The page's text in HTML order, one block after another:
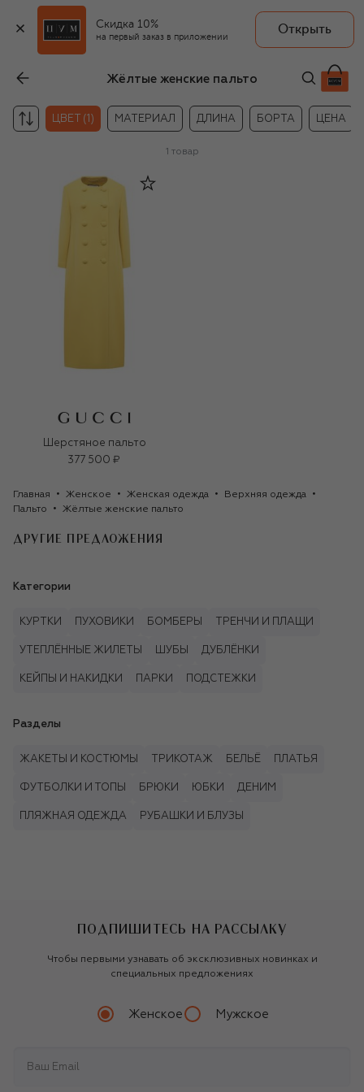
Скидка 10%
на первый заказ в приложении
Открыть
Жёлтые женские пальто
ЦВЕТ (1) МАТЕРИАЛ ДЛИНА БОРТА ЦЕНА
1 товар
Шерстяное пальто
377 500 ₽
Главная Женское Женская одежда
Верхняя одежда
Пальто
Жёлтые женские пальто
ДРУГИЕ ПРЕДЛОЖЕНИЯ
Категории
КУРТКИ ПУХОВИКИ БОМБЕРЫ ТРЕНЧИ И ПЛАЩИ
УТЕПЛЁННЫЕ ЖИЛЕТЫ ШУБЫ ДУБЛЁНКИ
КЕЙПЫ И НАКИДКИ ПАРКИ ПОДСТЕЖКИ
Разделы
ЖАКЕТЫ И КОСТЮМЫ ТРИКОТАЖ БЕЛЬЁ ПЛАТЬЯ
ФУТБОЛКИ И ТОПЫ БРЮКИ ЮБКИ ДЕНИМ
ПЛЯЖНАЯ ОДЕЖДА РУБАШКИ И БЛУЗЫ
ПОДПИШИТЕСЬ НА РАССЫЛКУ
Чтобы первыми узнавать об эксклюзивных новинках и
специальных предложениях
Женское Мужское